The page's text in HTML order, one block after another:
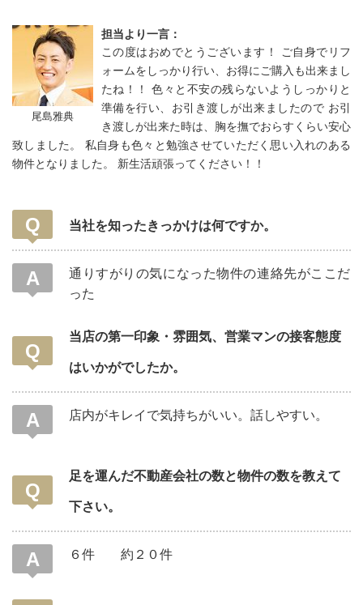
尾島雅典
担当より一言：
この度はおめでとうございます！ ご自身でリフ
ォームをしっかり行い、お得にご購入も出来まし
たね！！ 色々と不安の残らないようしっかりと
準備を行い、お引き渡しが出来ましたので お引
き渡しが出来た時は、胸を撫でおらすくらい安心
致しました。 私自身も色々と勉強させていただく思い入れのある
物件となりました。 新生活頑張ってください！！
当社を知ったきっかけは何ですか。
通りすがりの気になった物件の連絡先がここだ
った
当店の第一印象・雰囲気、営業マンの接客態度
はいかがでしたか。
店内がキレイで気持ちがいい。話しやすい。
足を運んだ不動産会社の数と物件の数を教えて
下さい。
６件 約２０件